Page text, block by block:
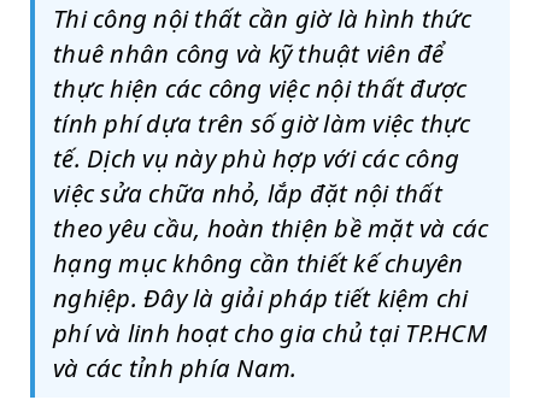
Thi công nội thất cần giờ là hình thức
thuê nhân công và kỹ thuật viên để
thực hiện các công việc nội thất được
tính phí dựa trên số giờ làm việc thực
tế. Dịch vụ này phù hợp với các công
việc sửa chữa nhỏ, lắp đặt nội thất
theo yêu cầu, hoàn thiện bề mặt và các
hạng mục không cần thiết kế chuyên
nghiệp. Đây là giải pháp tiết kiệm chi
phí và linh hoạt cho gia chủ tại TP.HCM
và các tỉnh phía Nam.